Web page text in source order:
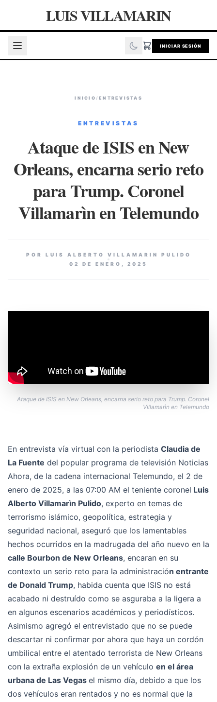
LUIS VILLAMARIN
INICIAR SESIÓN
INICIO / ENTREVISTAS
ENTREVISTAS
Ataque de ISIS en New
Orleans, encarna serio reto
para Trump. Coronel
Villamarìn en Telemundo
POR LUIS ALBERTO VILLAMARIN PULIDO
02 DE ENERO, 2025
Ataque de ISIS en New Orleans, encarna serio reto para Trump. Coronel
Villamarìn en Telemundo
En entrevista vía virtual con la periodista Claudia de
La Fuente del popular programa de televisión Noticias
Ahora, de la cadena internacional Telemundo, el 2 de
enero de 2025, a las 07:00 AM el teniente coronel Luis
Alberto Villamarìn Pulido, experto en temas de
terrorismo islámico, geopolítica, estrategia y
seguridad nacional, aseguró que los lamentables
hechos ocurridos en la madrugada del año nuevo en la
calle Bourbon de New Orleans, encaran en su
contexto un serio reto para la administración entrante
de Donald Trump, habida cuenta que ISIS no está
acabado ni destruído como se asguraba a la ligera a
en algunos escenarios académicos y periodísticos.
Asimismo agregó el entrevistado que no se puede
descartar ni confirmar por ahora que haya un cordón
umbilical entre el atentado terrorista de New Orleans
con la extraña explosión de un vehículo en el área
urbana de Las Vegas el mismo día, debido a que los
dos vehículos eran rentados y no es normal que la